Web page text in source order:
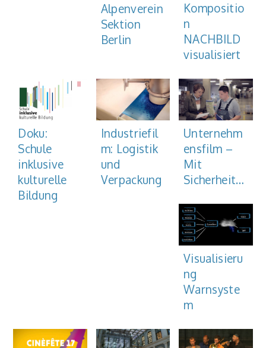
Alpenverein
Sektion
Berlin
Kompositio
n
NACHBILD
visualisiert
Doku:
Schule
inklusive
kulturelle
Bildung
Industriefil
m: Logistik
und
Verpackung
Unternehm
ensfilm –
Mit
Sicherheit…
Visualisieru
ng
Warnsyste
m